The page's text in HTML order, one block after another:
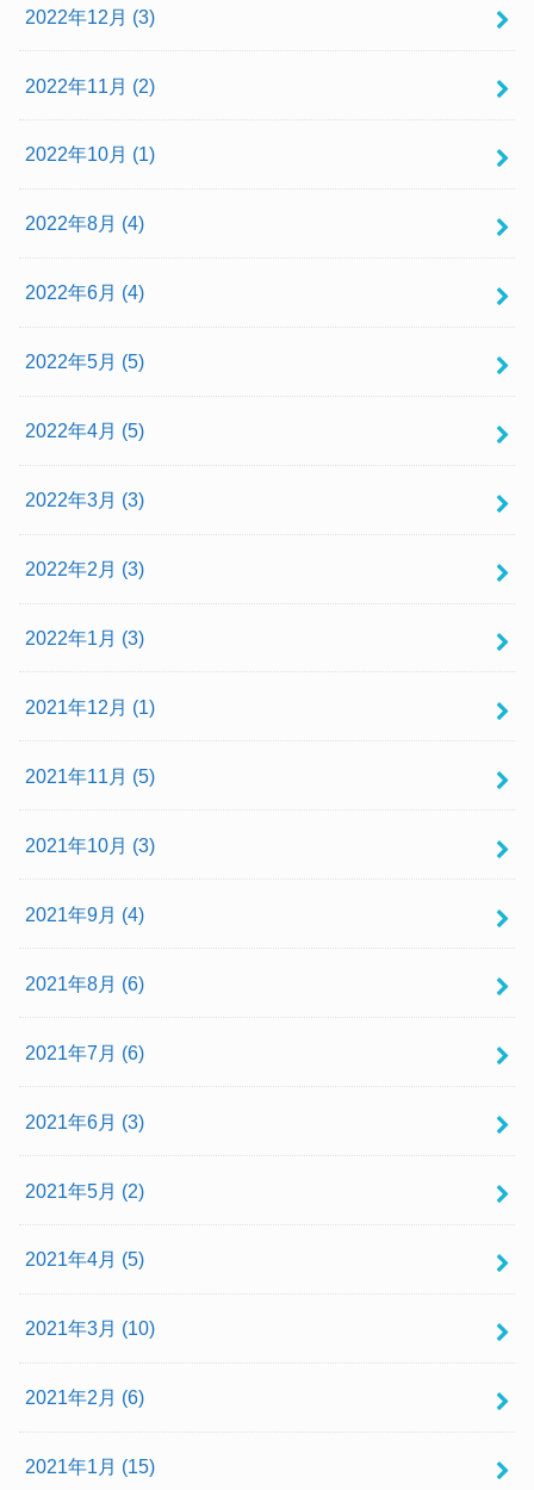
2022年12月 (3)
2022年11月 (2)
2022年10月 (1)
2022年8月 (4)
2022年6月 (4)
2022年5月 (5)
2022年4月 (5)
2022年3月 (3)
2022年2月 (3)
2022年1月 (3)
2021年12月 (1)
2021年11月 (5)
2021年10月 (3)
2021年9月 (4)
2021年8月 (6)
2021年7月 (6)
2021年6月 (3)
2021年5月 (2)
2021年4月 (5)
2021年3月 (10)
2021年2月 (6)
2021年1月 (15)